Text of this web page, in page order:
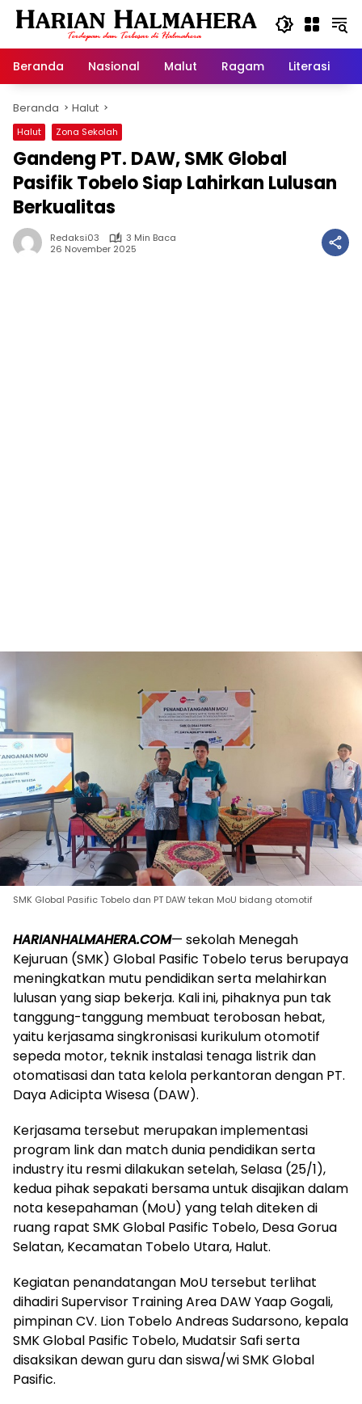
Langsung
Beranda
Nasional Malut Ragam Literasi
Beranda Halut
Halut Zona Sekolah
Gandeng PT. DAW, SMK Global
Pasifik Tobelo Siap Lahirkan Lulusan
Berkualitas
Redaksi03
3 Min Baca
26 November 2025
SMK Global Pasific Tobelo dan PT DAW tekan MoU bidang otomotif
HARIANHALMAHERA.COM— sekolah Menegah
Kejuruan (SMK) Global Pasific Tobelo terus berupaya
meningkatkan mutu pendidikan serta melahirkan
lulusan yang siap bekerja. Kali ini, pihaknya pun tak
tanggung-tanggung membuat terobosan hebat,
yaitu kerjasama singkronisasi kurikulum otomotif
sepeda motor, teknik instalasi tenaga listrik dan
otomatisasi dan tata kelola perkantoran dengan PT.
Daya Adicipta Wisesa (DAW).
Kerjasama tersebut merupakan implementasi
program link dan match dunia pendidikan serta
industry itu resmi dilakukan setelah, Selasa (25/1),
kedua pihak sepakati bersama untuk disajikan dalam
nota kesepahaman (MoU) yang telah diteken di
ruang rapat SMK Global Pasific Tobelo, Desa Gorua
Selatan, Kecamatan Tobelo Utara, Halut.
Kegiatan penandatangan MoU tersebut terlihat
dihadiri Supervisor Training Area DAW Yaap Gogali,
pimpinan CV. Lion Tobelo Andreas Sudarsono, kepala
SMK Global Pasific Tobelo, Mudatsir Safi serta
disaksikan dewan guru dan siswa/wi SMK Global
Pasific.